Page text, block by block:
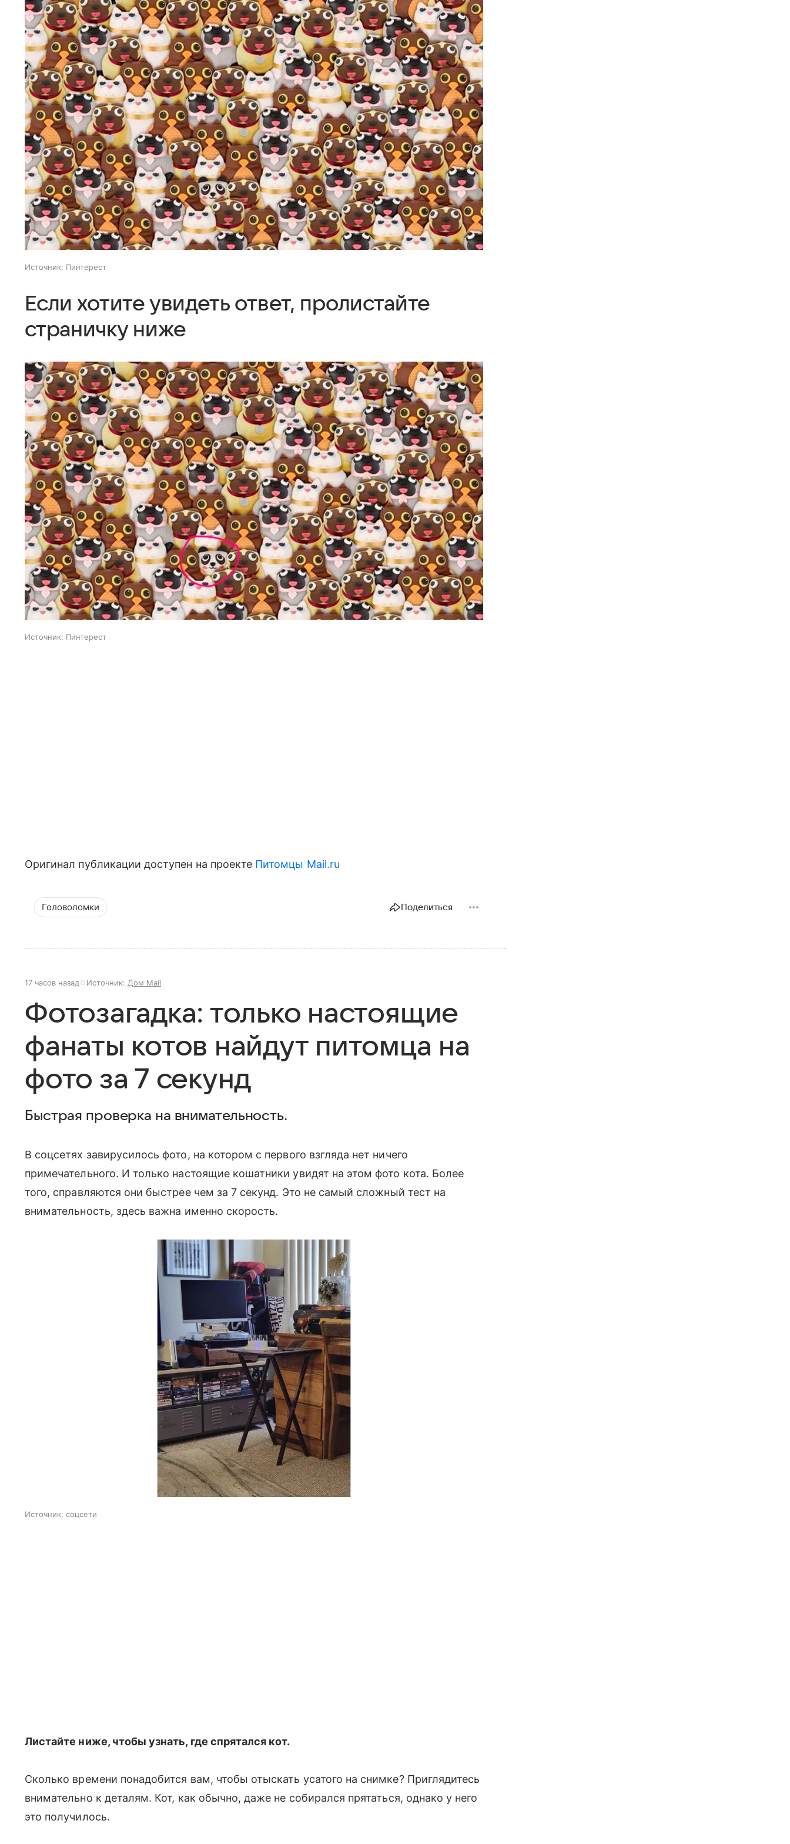
Источник: Пинтерест
Если хотите увидеть ответ, пролистайте
страничку ниже
Источник: Пинтерест
Оригинал публикации доступен на проекте Питомцы Mail.ru
Головоломки Поделиться
17 часов назад Источник: Дом Mail
Фотозагадка: только настоящие
фанаты котов найдут питомца на
фото за 7 секунд
Быстрая проверка на внимательность.
В соцсетях завирусилось фото, на котором с первого взгляда нет ничего
примечательного. И только настоящие кошатники увидят на этом фото кота. Более
того, справляются они быстрее чем за 7 секунд. Это не самый сложный тест на
внимательность, здесь важна именно скорость.
Источник: соцсети
Листайте ниже, чтобы узнать, где спрятался кот.
Сколько времени понадобится вам, чтобы отыскать усатого на снимке? Приглядитесь
внимательно к деталям. Кот, как обычно, даже не собирался прятаться, однако у него
это получилось.